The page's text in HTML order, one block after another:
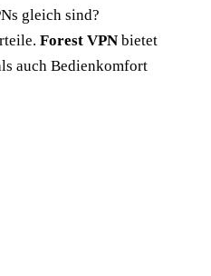
gleich sind?
Forest VPN bietet
auch Bedienkomfort